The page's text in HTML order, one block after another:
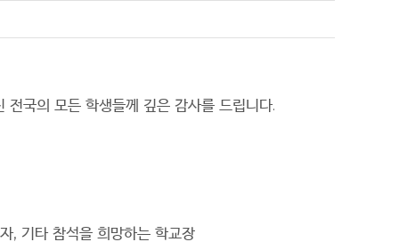
전국의 모든 학생들께 깊은 감사를 드립니다.
, 기타 참석을 희망하는 학교장